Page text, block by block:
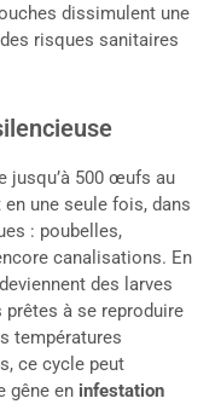
dissimulent une
risques sanitaires
jusqu’à 500 œufs au
une seule fois, dans
: poubelles,
canalisations. En
des larves
à se reproduire
températures
ce cycle peut
gêne en infestation